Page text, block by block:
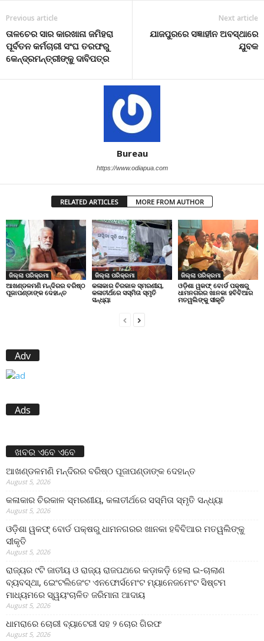
Previous article
ତାଳଚେର ସାର କାରଖାନା ଜମିହରା
ପୂର୍ବତନ କର୍ମଚାରୀ ସଂଘ ତରଫରୁ
କେନ୍ଦ୍ରମନ୍ତ୍ରୀଙ୍କୁ ଦାବିପତ୍ର
Next article
ଯାଜପୁରରେ ସଜ୍ଞାହୀନ ଅବସ୍ଥାରେ
ଯୁବକ
Bureau
https://www.odiapua.com
RELATED ARTICLES MORE FROM AUTHOR
ଜିଲ୍ଲା ପରିକ୍ରମା
ଆଖଣ୍ଡଳମଣି ମନ୍ଦିରର ବରିଷ୍ଠ
ପୂଜାପଣ୍ଡାଙ୍କ ଦେହାନ୍ତ
ଜିଲ୍ଲା ପରିକ୍ରମା
କଳାକାର ଚିରକାଳ ସ୍ମରଣୀୟ,
କଳାତୀର୍ଥରେ ସସ୍ମିତା ସ୍ମୃତି
ସନ୍ଧ୍ୟା
ଜିଲ୍ଲା ପରିକ୍ରମା
ଓଡ଼ିଶା ୱକଫ୍ ବୋର୍ଡ ପକ୍ଷରୁ
ଧାମନଗରର ଖାନକା ହବିବିଆର
ମତୱଲିଙ୍କୁ ସୀକୃତି
Adv
Ads
ଖବର ଏବେ ଏବେ
ଆଖଣ୍ଡଳମଣି ମନ୍ଦିରର ବରିଷ୍ଠ ପୂଜାପଣ୍ଡାଙ୍କ ଦେହାନ୍ତ
August 5, 2026
କଳାକାର ଚିରକାଳ ସ୍ମରଣୀୟ, କଳାତୀର୍ଥରେ ସସ୍ମିତା ସ୍ମୃତି ସନ୍ଧ୍ୟା
August 5, 2026
ଓଡ଼ିଶା ୱକଫ୍ ବୋର୍ଡ ପକ୍ଷରୁ ଧାମନଗରର ଖାନକା ହବିବିଆର ମତୱଲିଙ୍କୁ
ସୀକୃତି
August 5, 2026
ରାଜ୍ୟର ୯ଟି ଜାତୀୟ ଓ ରାଜ୍ୟ ରାଜପଥରେ କଡ଼ାକଡ଼ି ହେଲା ଇ-ଚାଲାଣ
ବ୍ୟବସ୍ଥା, ଇେଂଟଲିଜେଂଟ ଏନଫୋର୍ସମେଂଟ ମ୍ୟାନେଜମେଂଟ ସିଷ୍ଟମ
ମାଧ୍ୟମରେ ସ୍ୱୟଂଚାଳିତ ଜରିମାନା ଆଦାୟ
August 5, 2026
ଧାମରାରେ ଚୋରୀ ବ୍ୟାଟେରୀ ସହ ୨ ଚୋର ଗିରଫ
August 5, 2026